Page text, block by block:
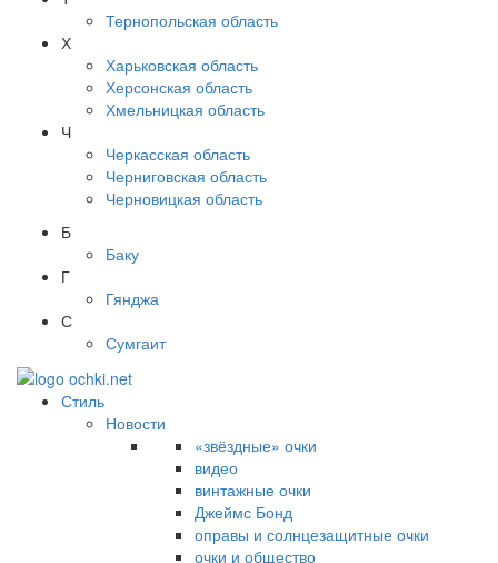
Тернопольская область
Х
Харьковская область
Херсонская область
Хмельницкая область
Ч
Черкасская область
Черниговская область
Черновицкая область
Б
Баку
Г
Гянджа
С
Сумгаит
Стиль
Новости
«звёздные» очки
видео
винтажные очки
Джеймс Бонд
оправы и солнцезащитные очки
очки и общество